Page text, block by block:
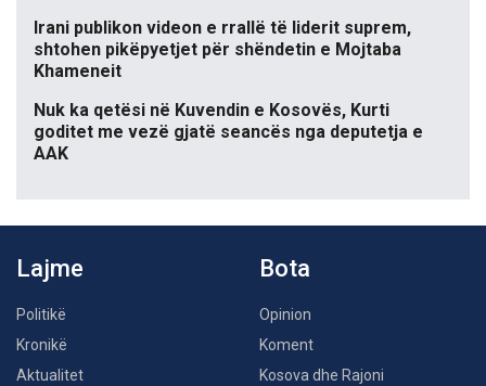
Irani publikon videon e rrallë të liderit suprem,
shtohen pikëpyetjet për shëndetin e Mojtaba
Khameneit
Nuk ka qetësi në Kuvendin e Kosovës, Kurti
goditet me vezë gjatë seancës nga deputetja e
AAK
Lajme
Politikë
Kronikë
Aktualitet
Bota
Opinion
Koment
Kosova dhe Rajoni